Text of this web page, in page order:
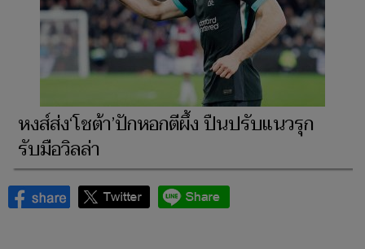
หงส์ส่ง‘โชต้า’ปักหอกตีผึ้ง ปืนปรับแนวรุก
รับมือวิลล่า